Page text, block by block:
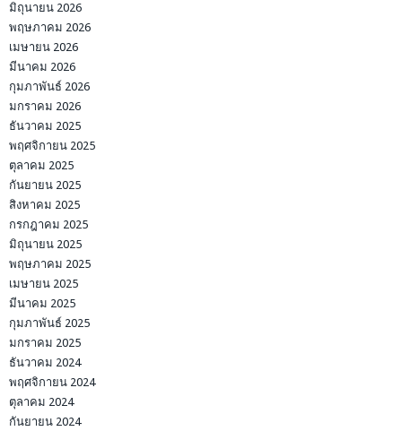
มิถุนายน 2026
พฤษภาคม 2026
เมษายน 2026
มีนาคม 2026
กุมภาพันธ์ 2026
มกราคม 2026
ธันวาคม 2025
พฤศจิกายน 2025
ตุลาคม 2025
กันยายน 2025
สิงหาคม 2025
กรกฎาคม 2025
มิถุนายน 2025
พฤษภาคม 2025
เมษายน 2025
มีนาคม 2025
กุมภาพันธ์ 2025
มกราคม 2025
ธันวาคม 2024
พฤศจิกายน 2024
ตุลาคม 2024
กันยายน 2024